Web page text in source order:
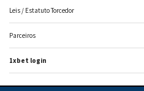
Leis / Estatuto Torcedor
Parceiros
1xbet login